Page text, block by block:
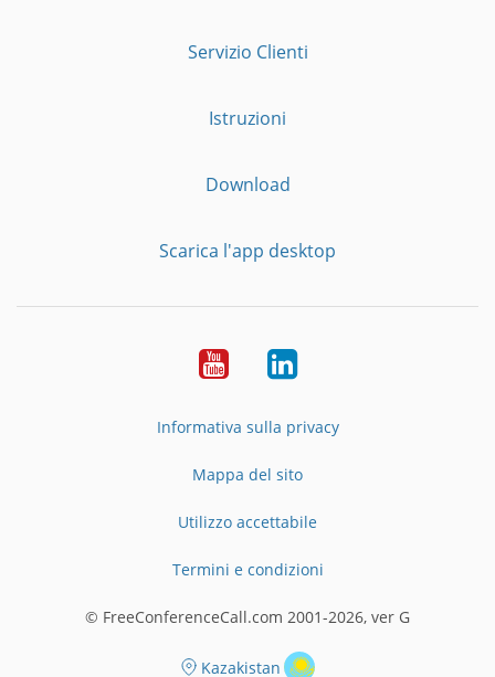
Servizio Clienti
Istruzioni
Download
Scarica l'app desktop
YouTubeLinkedIn
Informativa sulla privacy
Mappa del sito
Utilizzo accettabile
Termini e condizioni
© FreeConferenceCall.com 2001-2026, ver G
Kazakistan